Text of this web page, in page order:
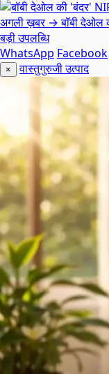
अगली ख़बर →बॉबी देओल
बड़ी उपलब्धि
WhatsApp Facebook
× वास्तुगुरुजी उत्पाद